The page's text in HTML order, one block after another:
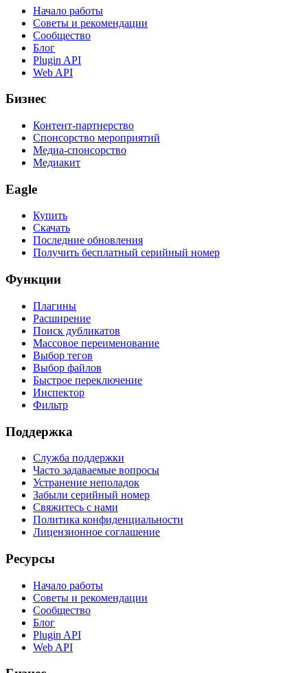
Начало работы
Советы и рекомендации
Сообщество
Блог
Plugin API
Web API
Бизнес
Контент-партнерство
Спонсорство мероприятий
Медиа-спонсорство
Медиакит
Eagle
Купить
Скачать
Последние обновления
Получить бесплатный серийный номер
Функции
Плагины
Расширение
Поиск дубликатов
Массовое переименование
Выбор тегов
Выбор файлов
Быстрое переключение
Инспектор
Фильтр
Поддержка
Служба поддержки
Часто задаваемые вопросы
Устранение неполадок
Забыли серийный номер
Свяжитесь с нами
Политика конфиденциальности
Лицензионное соглашение
Ресурсы
Начало работы
Советы и рекомендации
Сообщество
Блог
Plugin API
Web API